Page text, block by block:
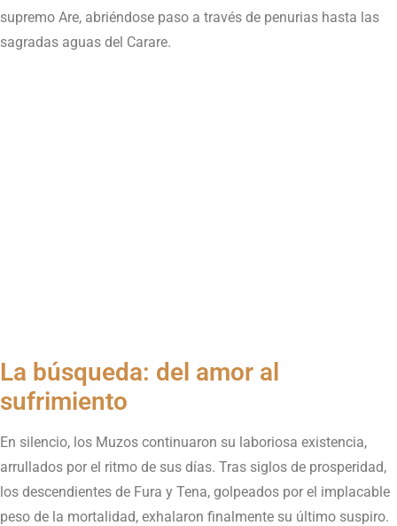
supremo Are, abriéndose paso a través de penurias hasta las
sagradas aguas del Carare.
La búsqueda: del amor al
sufrimiento
En silencio, los Muzos continuaron su laboriosa existencia,
arrullados por el ritmo de sus días. Tras siglos de prosperidad,
los descendientes de Fura y Tena, golpeados por el implacable
peso de la mortalidad, exhalaron finalmente su último suspiro.